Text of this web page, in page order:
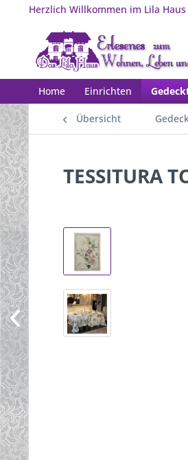
Herzlich Willkommen im Lila Haus
Home Einrichten
Übersicht
TESSITURA